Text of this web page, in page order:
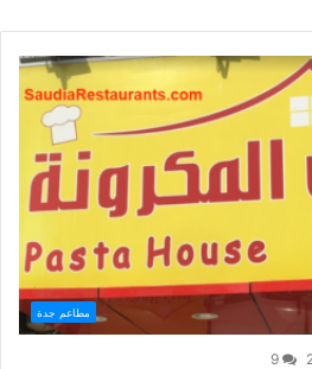
مطاعم جدة